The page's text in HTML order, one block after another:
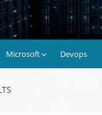
Microsoft Devops